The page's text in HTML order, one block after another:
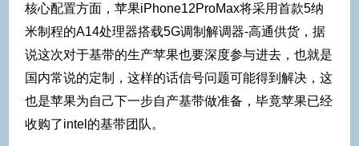
核心配置方面，苹果iPhone12ProMax将采用首款5纳
米制程的A14处理器搭载5G调制解调器-高通供货，据
说这次对于基带的生产苹果也要深度参与进去，也就是
国内常说的定制，这样的话信号问题可能得到解决，这
也是苹果为自己下一步自产基带做准备，毕竟苹果已经
收购了intel的基带团队。